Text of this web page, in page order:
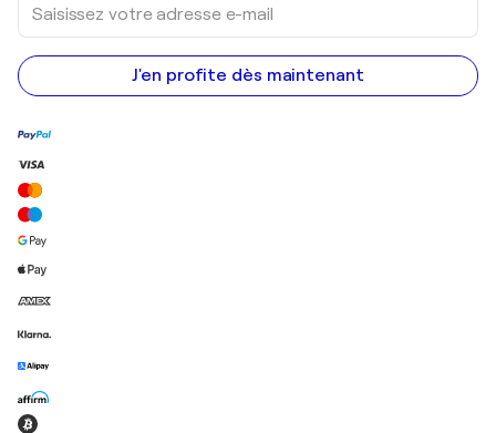
votre
adresse
e-
mail
J'en profite dès maintenant